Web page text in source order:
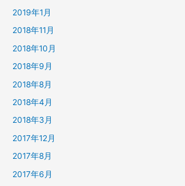
2019年1月
2018年11月
2018年10月
2018年9月
2018年8月
2018年4月
2018年3月
2017年12月
2017年8月
2017年6月